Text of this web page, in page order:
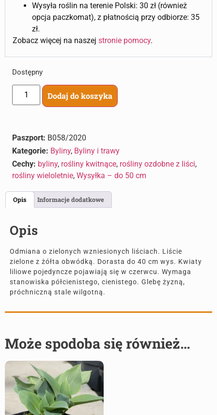
Wysyła roślin na terenie Polski: 30 zł (również
opcja paczkomat), z płatnością przy odbiorze: 35
zł.
Zobacz więcej na naszej stronie pomocy.
Dostępny
Dodaj do koszyka
Paszport: B058/2020
Kategorie: Byliny, Byliny i trawy
Cechy: byliny, rośliny kwitnące, rośliny ozdobne z liści,
rośliny wieloletnie, Wysyłka – do 50 cm
Opis Informacje dodatkowe
Opis
Odmiana o zielonych wzniesionych liściach. Liście
zielone z żółta obwódką. Dorasta do 40 cm wys. Kwiaty
liliowe pojedyncze pojawiają się w czerwcu. Wymaga
stanowiska półcienistego, cienistego. Glebę żyzną,
próchniczną stale wilgotną.
Może spodoba się również…